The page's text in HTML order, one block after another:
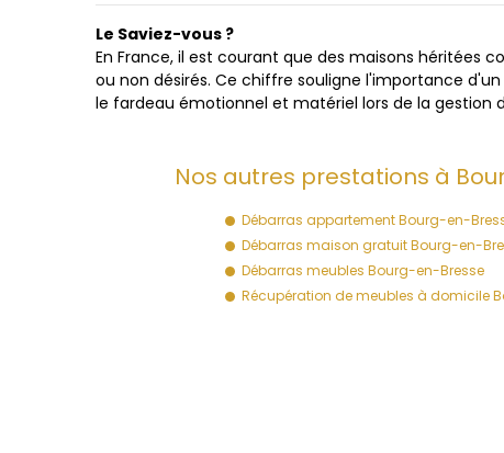
Le Saviez-vous ?
En France, il est courant que des maisons héritées
ou non désirés. Ce chiffre souligne l'importance
le fardeau émotionnel et matériel lors de la gestion
Nos autres prestations à
Débarras appartement Bourg-en-
Débarras maison gratuit Bourg-en-
Débarras meubles Bourg-en-Bresse
Récupération de meubles à domicile